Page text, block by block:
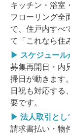
キッチン・浴室
フローリング全
で、住戸内すべ
て「これなら住
▶ スケジュール
募集再開日・内
掃日が動きます
日祝も対応する
要です。
▶ 法人取引とし
請求書払い・物